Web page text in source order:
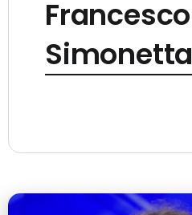
Francesco
Simonetta